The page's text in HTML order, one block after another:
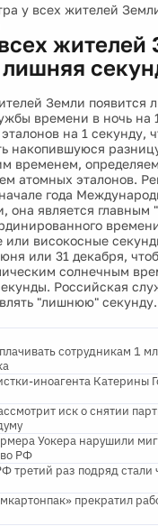
у всех жителей
жителей
лишняя
Земли появится
времени в ночь на
на 1 секунду,
накопившуюся
временем,
атомных эталонов.
года
она является главным
или високосные
или 31 декабря,
солнечным
Российская
"лишнюю" секунду.
сотрудникам 1
иноагента Катерины
иск о снятии
Уокера нарушили
РФ
третий раз подряд стали
прекратил